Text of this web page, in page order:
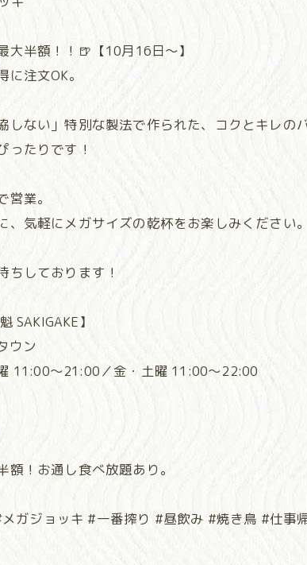
大半額！！🍺【10月16日〜】
注文OK。
しない」特別な製法で作られた、コクとキレの
ったりです！
業。
気軽にメガサイズの乾杯をお楽しみください。
ちしております！
SAKIGAKE】
ウン
11:00～21:00／金・土曜 11:00～22:00
！お通し食べ放題あり。
ガジョッキ #一番搾り #昼飲み #焼き鳥 #仕事